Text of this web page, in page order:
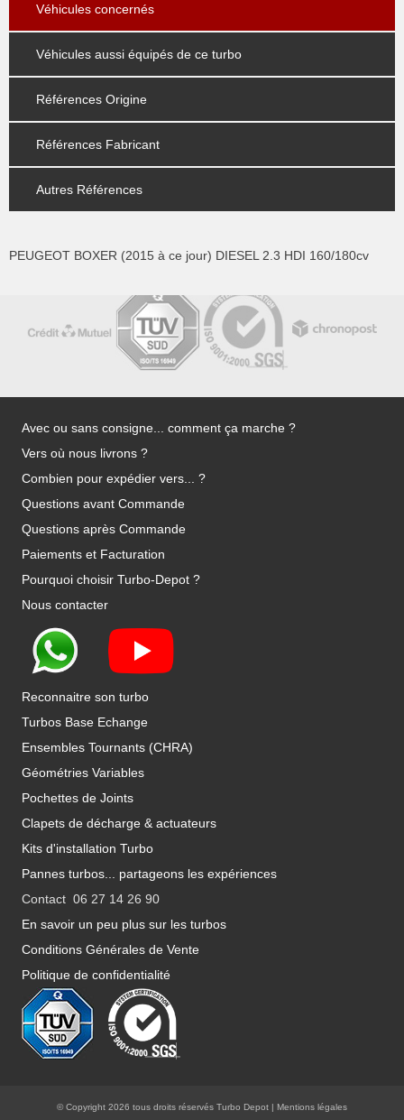
Véhicules concernés
Véhicules aussi équipés de ce turbo
Références Origine
Références Fabricant
Autres Références
PEUGEOT BOXER (2015 à ce jour) DIESEL 2.3 HDI 160/180cv
Avec ou sans consigne... comment ça marche ?
Vers où nous livrons ?
Combien pour expédier vers... ?
Questions avant Commande
Questions après Commande
Paiements et Facturation
Pourquoi choisir Turbo-Depot ?
Nous contacter
Reconnaitre son turbo
Turbos Base Echange
Ensembles Tournants (CHRA)
Géométries Variables
Pochettes de Joints
Clapets de décharge & actuateurs
Kits d'installation Turbo
Pannes turbos... partageons les expériences
Contact 06 27 14 26 90
En savoir un peu plus sur les turbos
Conditions Générales de Vente
Politique de confidentialité
© Copyright 2026 tous droits réservés Turbo Depot | Mentions légales